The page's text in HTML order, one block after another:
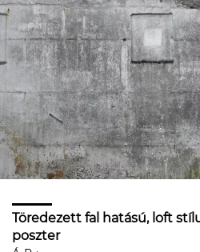
Töredezett fal hatású, loft
poszter